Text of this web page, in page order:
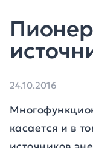
24.10.2016
касается и в